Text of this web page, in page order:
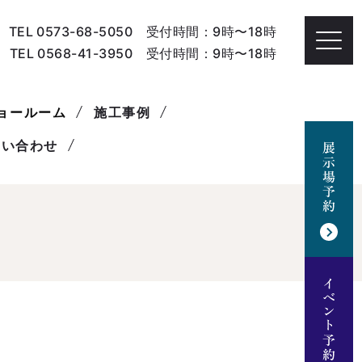
TEL 0573-68-5050 受付時間：9時〜18時
TEL 0568-41-3950 受付時間：9時〜18時
ールーム 施工事例
合わせ